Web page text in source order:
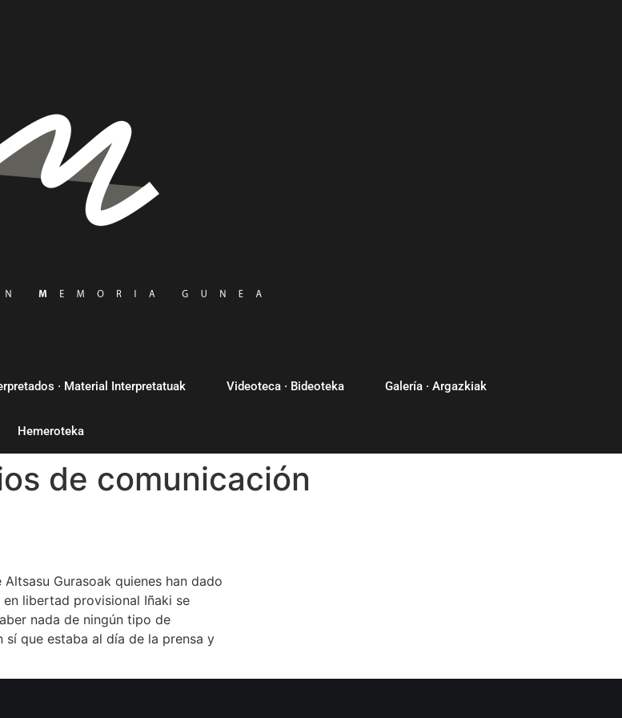
· Material Interpretatuak Videoteca · Bideoteka Galería · Argazkiak
Hemeroteka
de comunicación
Gurasoak quienes han dado
libertad provisional Iñaki se
nada de ningún tipo de
que estaba al día de la prensa y